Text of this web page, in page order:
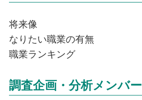
将来像
なりたい職業の有無
職業ランキング
調査企画・分析メンバー